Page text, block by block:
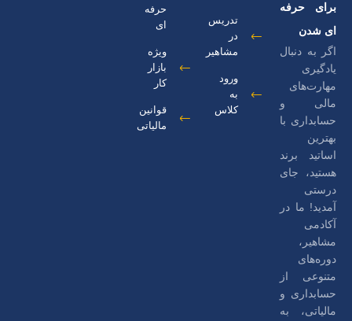
برای حرفه
ای شدن
اگر به دنبال
یادگیری
مهارت‌های
مالی و
حسابداری با
بهترین
اساتید برند
هستید، جای
درستی
آمدید! ما در
آکادمی
مشاهیر،
دوره‌های
متنوعی از
حسابداری و
مالیاتی، به
تدریس
در
مشاهیر
ورود
به
کلاس
حرفه
ای
ویژه
بازار
کار
قوانین
مالیاتی